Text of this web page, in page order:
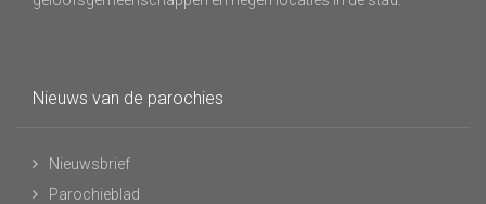
Nieuws van de parochies
Nieuwsbrief
Parochieblad